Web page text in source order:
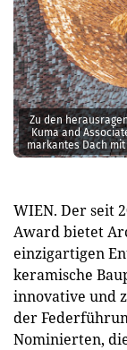
Zu den
Kuma and
markantes Dach
WIEN. Der seit
Award bietet
einzigartigen
keramische
innovative und
der
Nominierten,